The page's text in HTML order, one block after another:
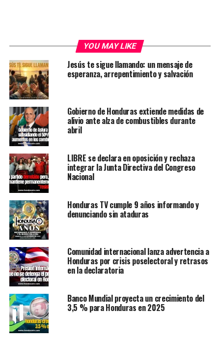
YOU MAY LIKE
Jesús te sigue llamando: un mensaje de
esperanza, arrepentimiento y salvación
Gobierno de Honduras extiende medidas de
alivio ante alza de combustibles durante
abril
LIBRE se declara en oposición y rechaza
integrar la Junta Directiva del Congreso
Nacional
Honduras TV cumple 9 años informando y
denunciando sin ataduras
Comunidad internacional lanza advertencia a
Honduras por crisis poselectoral y retrasos
en la declaratoria
Banco Mundial proyecta un crecimiento del
3,5 % para Honduras en 2025